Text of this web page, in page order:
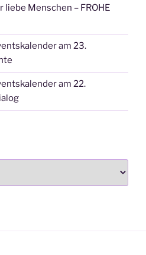
Menschen – FROHE
am 23.
am 22.